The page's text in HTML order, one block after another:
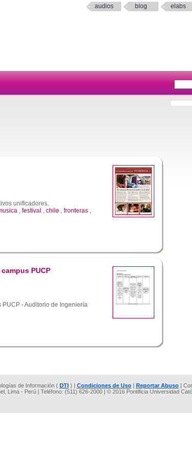
audios blog elabs
unificadores.
, festival , chile , fronteras ,
PUCP
- Auditorio de Ingeniería
de Información ( DTI) | Condiciones de Uso| Reportar Abuso|
Lima - Perú | Teléfono: (511) 626-2000 | © 2016 Pontificia Universidad